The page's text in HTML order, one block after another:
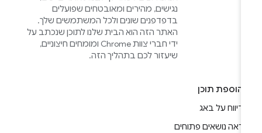
נגישים, מהירים ומאובטחים שפועלים
בדפדפנים שונים ולכל המשתמשים שלך.
האתר הזה הוא הבית שלנו לתוכן שנכתב על
ידי חברי צוות Chrome ומומחים חיצוניים,
שיעזור לכם בתהליך הזה.
הוספת תוכן
דיווח על באג
ראה נושאים פתוחים